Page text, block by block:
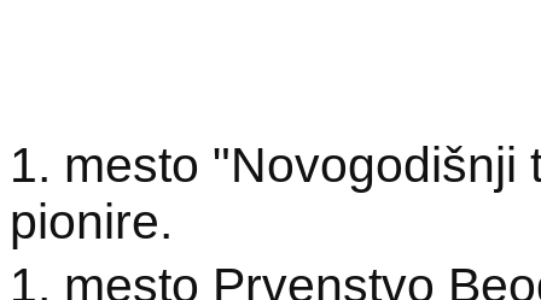
1. mesto "Novogodišnji
pionire.
1. mesto Prvenstvo